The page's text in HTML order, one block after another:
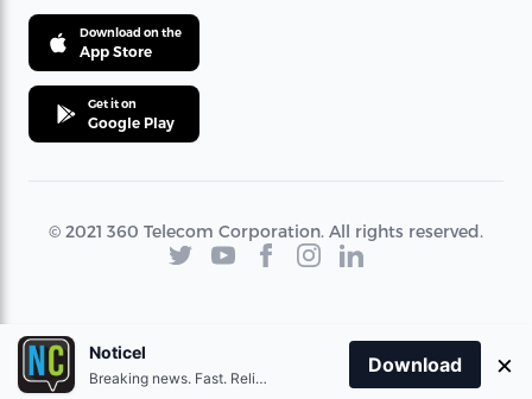
Download on the
App Store
Get it on
Google Play
© 2021 360 Telecom Corporation. All rights reserved.
Noticel
Breaking news. Fast. Reliable.
Download ×